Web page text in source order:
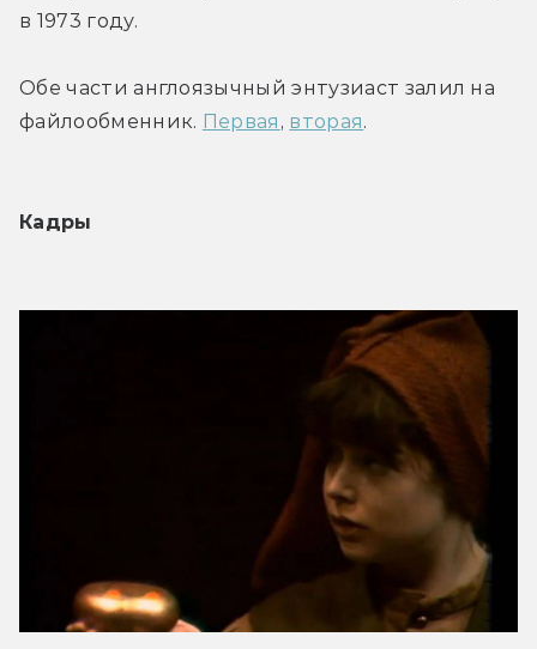
в 1973 году.
Обе части англоязычный энтузиаст залил на
файлообменник. Первая , вторая.
Кадры